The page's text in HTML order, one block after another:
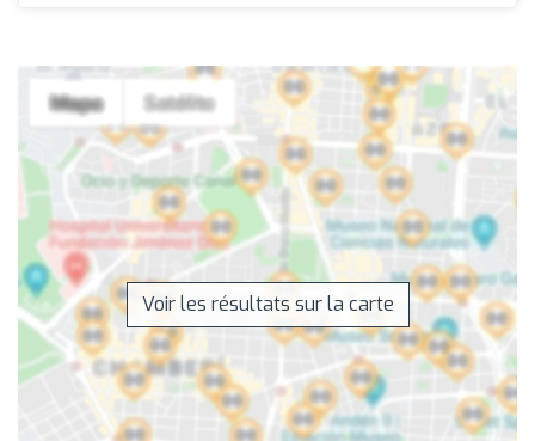
Voir les résultats sur la carte